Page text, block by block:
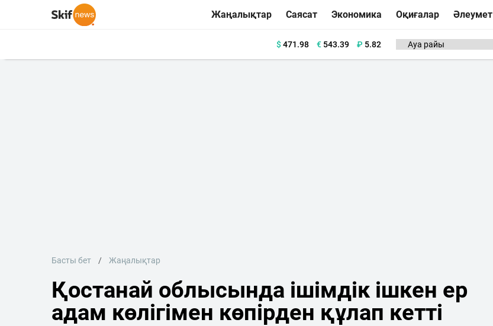
Жаңалықтар Саясат Экономика Оқиғалар Әлеумет
$471.98 €543.39 ₽ 5.82
Басты бет Жаңалықтар
Қостанай облысында ішімдік ішкен ер
адам көлігімен көпірден құлап кетті